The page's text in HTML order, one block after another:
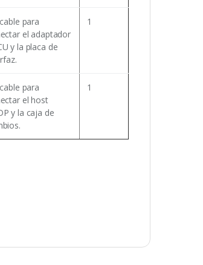
para
el adaptador
y la placa de
1
para
el host
y la caja de
1